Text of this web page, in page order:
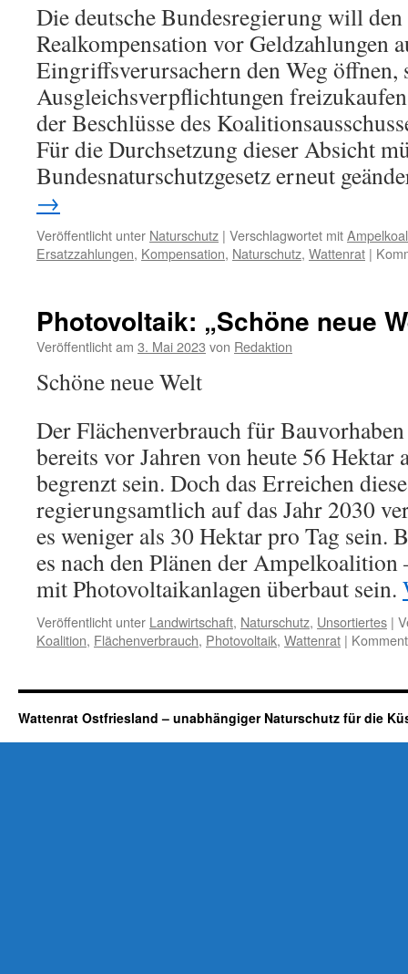
Die deutsche Bundesregierung will
Realkompensation vor Geldzahlungen
Eingriffsverursachern den Weg öffnen,
Ausgleichsverpflichtungen
der Beschlüsse des
Für die Durchsetzung dieser Absicht
Bundesnaturschutzgesetz erneut
→
Veröffentlicht unter Naturschutz | Verschlagwortet mit
Ersatzzahlungen, Kompensation, Naturschutz, Wattenrat |
Photovoltaik: „Schöne neue
Veröffentlicht am 3. Mai 2023 von Redaktion
Schöne neue Welt
Der Flächenverbrauch für
bereits vor Jahren von heute 56 Hektar
begrenzt sein. Doch das Erreichen
regierungsamtlich auf das Jahr 2030
es weniger als 30 Hektar pro Tag sein.
es nach den Plänen der
mit Photovoltaikanlagen überbaut sein.
Veröffentlicht unter Landwirtschaft, Naturschutz, Unsortiertes |
Koalition, Flächenverbrauch, Photovoltaik, Wattenrat |
Wattenrat Ostfriesland – unabhängiger Naturschutz für die